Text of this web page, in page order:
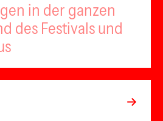
in der ganzen
des Festivals und